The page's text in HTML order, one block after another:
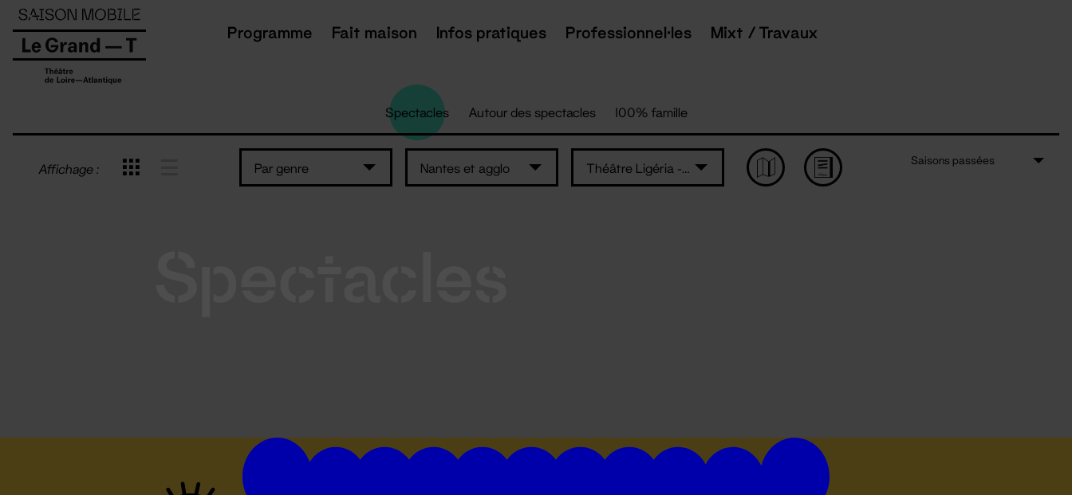
Programme Fait maison Infos pratiques Professionnel·les Mixt / Travaux
Spectacles Autour des spectacles 100% famille
Affichage : Par genre Nantes et agglo Théâtre Ligéria - Sainte-Luce-sur-Loire
Saisons passées
Panneau de gestion des cookies